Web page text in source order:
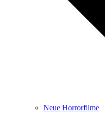
Neue Horrorfilme